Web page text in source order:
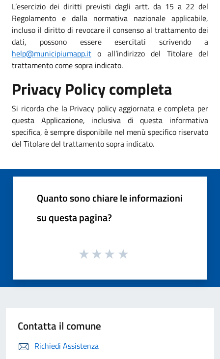
L’esercizio dei diritti previsti dagli artt. da 15 a 22 del
Regolamento e dalla normativa nazionale applicabile,
incluso il diritto di revocare il consenso al trattamento dei
dati, possono essere esercitati scrivendo a
help@municipiumapp.it o all’indirizzo del Titolare del
trattamento come sopra indicato.
Privacy Policy completa
Si ricorda che la Privacy policy aggiornata e completa per
questa Applicazione, inclusiva di questa informativa
specifica, è sempre disponibile nel menù specifico riservato
del Titolare del trattamento sopra indicato.
Quanto sono chiare le informazioni
su questa pagina?
Contatta il comune
Richiedi Assistenza